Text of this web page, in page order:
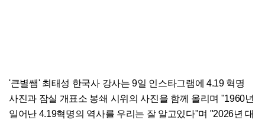
'큰별쌤' 최태성 한국사 강사는 9일 인스타그램에 4.19 혁명
사진과 잠실 개표소 봉쇄 시위의 사진을 함께 올리며 "1960년
일어난 4.19혁명의 역사를 우리는 잘 알고있다"며 "2026년 대